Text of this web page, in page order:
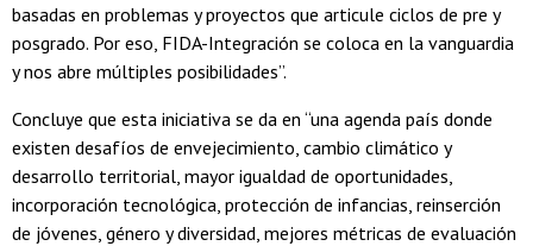
basadas en problemas y proyectos que articule ciclos de pre y
posgrado. Por eso, FIDA-Integración se coloca en la vanguardia
y nos abre múltiples posibilidades”.
Concluye que esta iniciativa se da en “una agenda país donde
existen desafíos de envejecimiento, cambio climático y
desarrollo territorial, mayor igualdad de oportunidades,
incorporación tecnológica, protección de infancias, reinserción
de jóvenes, género y diversidad, mejores métricas de evaluación